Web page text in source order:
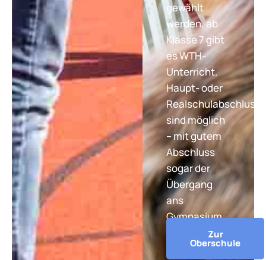
gewählt
werden, ab
Klasse 7 gibt
es WTH-
Unterricht.
Haupt- oder
Realschulabschluss
sind möglich
– mit gutem
Abschluss
sogar der
Übergang
ans
Gymnasium.
Zur
Oberschule